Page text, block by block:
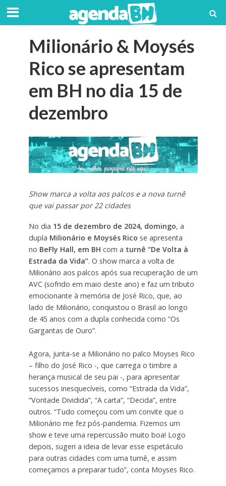
Milionário & Moysés
Rico se apresentam
em BH no dia 15 de
dezembro
Show marca a volta aos palcos e a nova turnê
que vai passar por 22 cidades
No dia 15 de dezembro de 2024, domingo, a
dupla Milionário e Moysés Rico se apresenta
no BeFly Hall, em BH com a turnê “De Volta à
Estrada da Vida”. O show marca a volta de
Milionário aos palcos após sua recuperação de um
AVC (sofrido em maio deste ano) e faz um tributo
emocionante à memória de José Rico, que, ao
lado de Milionário, conquistou o Brasil ao longo
de 45 anos com a dupla conhecida como “Os
Gargantas de Ouro”.
Agora, junta-se a Milionário no palco Moyses Rico
– filho do José Rico -, que carrega o timbre a
herança musical de seu pai -, para apresentar
sucessos inesquecíveis, como “Estrada da Vida”,
“Vontade Dividida”, “A carta”, “Decida”, entre
outros. “Tudo começou com um convite que o
Milionário me fez pós-pandemia. Fizemos um
show e teve uma repercussão muito boa! Logo
depois, sugeri a ideia de levar esse espetáculo
para outras cidades com uma turnê, e assim
começamos a preparar tudo”, conta Moyses Rico.